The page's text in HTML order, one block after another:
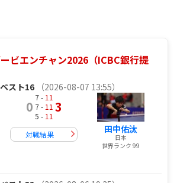
ビエンチャン2026（ICBC銀行提
ベスト16 （2026-08-07 13:55）
0
7 - 11
7 - 11
5 - 11
3
対戦結果 田中佑汰
日本
世界ランク 99